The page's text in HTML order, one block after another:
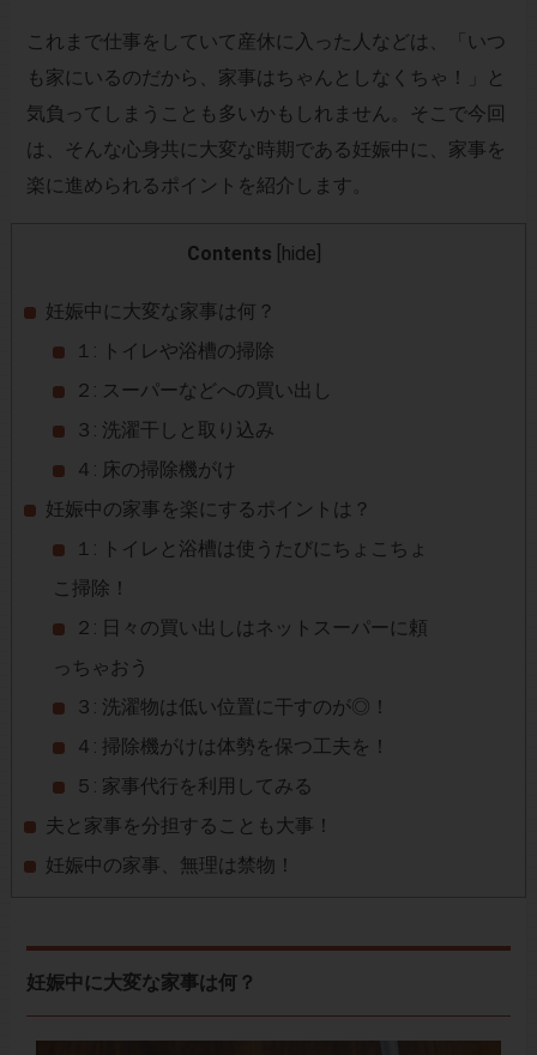
これまで仕事をしていて産休に入った人などは、「いつ
も家にいるのだから、家事はちゃんとしなくちゃ！」と
気負ってしまうことも多いかもしれません。そこで今回
は、そんな心身共に大変な時期である妊娠中に、家事を
楽に進められるポイントを紹介します。
Contents hide
妊娠中に大変な家事は何？
１: トイレや浴槽の掃除
２: スーパーなどへの買い出し
３: 洗濯干しと取り込み
４: 床の掃除機がけ
妊娠中の家事を楽にするポイントは？
１: トイレと浴槽は使うたびにちょこちょ
こ掃除！
２: 日々の買い出しはネットスーパーに頼
っちゃおう
３: 洗濯物は低い位置に干すのが◎！
４: 掃除機がけは体勢を保つ工夫を！
５: 家事代行を利用してみる
夫と家事を分担することも大事！
妊娠中の家事、無理は禁物！
妊娠中に大変な家事は何？